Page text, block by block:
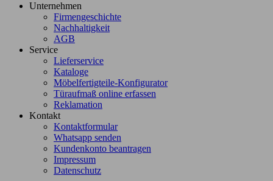
Unternehmen
Firmengeschichte
Nachhaltigkeit
AGB
Service
Lieferservice
Kataloge
Möbelfertigteile-Konfigurator
Türaufmaß online erfassen
Reklamation
Kontakt
Kontaktformular
Whatsapp senden
Kundenkonto beantragen
Impressum
Datenschutz